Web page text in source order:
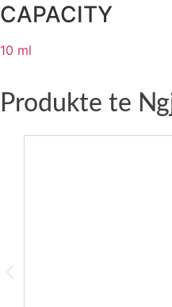
CAPACITY
10 ml
Produkte te